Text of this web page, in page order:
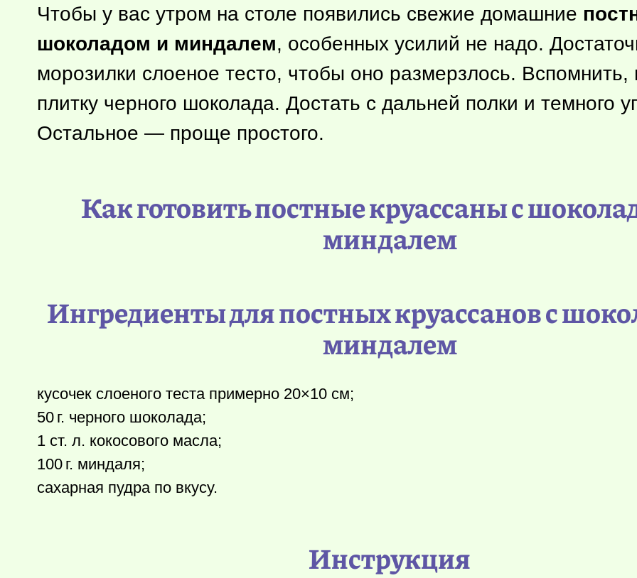
Чтобы у вас утром на столе появились свежие домашние
шоколадом и миндалем, особенных усилий не надо.
морозилки слоеное тесто, чтобы оно размерзлось. Вспомнить,
плитку черного шоколада. Достать с дальней полки и темного
Остальное — проще простого.
Как готовить постные круассаны с
миндалем
Ингредиенты для постных круассанов с
миндалем
кусочек слоеного теста примерно 20×10 см;
50 г. черного шоколада;
1 ст. л. кокосового масла;
100 г. миндаля;
сахарная пудра по вкусу.
Инструкция